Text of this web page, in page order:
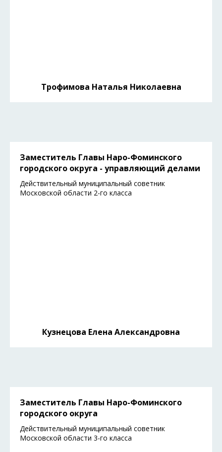
Трофимова Наталья Николаевна
Заместитель Главы Наро-Фоминского
городского округа - управляющий делами
Действительный муниципальный советник
Московской области 2-го класса
Кузнецова Елена Александровна
Заместитель Главы Наро-Фоминского
городского округа
Действительный муниципальный советник
Московской области 3-го класса